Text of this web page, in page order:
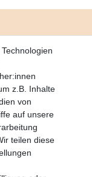
z.B. Inhalte
von
auf unsere
teilen diese